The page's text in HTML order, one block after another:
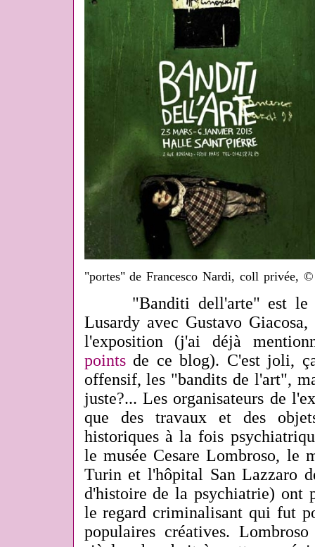
"portes" de Francesco Nardi, coll privée,
"Banditi dell'arte" est le
Lusardy avec Gustavo
l'exposition (j'ai déjà
pointsde ce blog). C'est joli,
offensif, les "bandits de l'art",
juste?... Les organisateurs de
que des travaux et des
historiques à la fois
le musée Cesare Lombroso, le
Turin et l'hôpital San Lazzaro
d'histoire de la psychiatrie) ont
le regard criminalisant qui fut
populaires créatives.